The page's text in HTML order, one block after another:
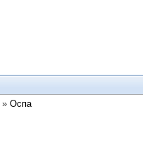
» Оспа